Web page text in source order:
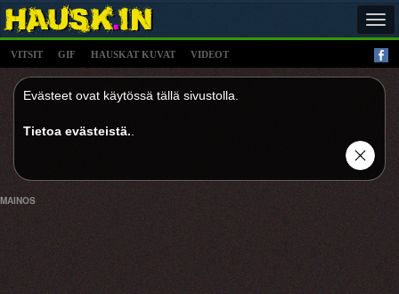
VITSIT GIF HAUSKAT KUVAT VIDEOT
Evästeet ovat käytössä tällä sivustolla.
Tietoa evästeistä.
MAINOS